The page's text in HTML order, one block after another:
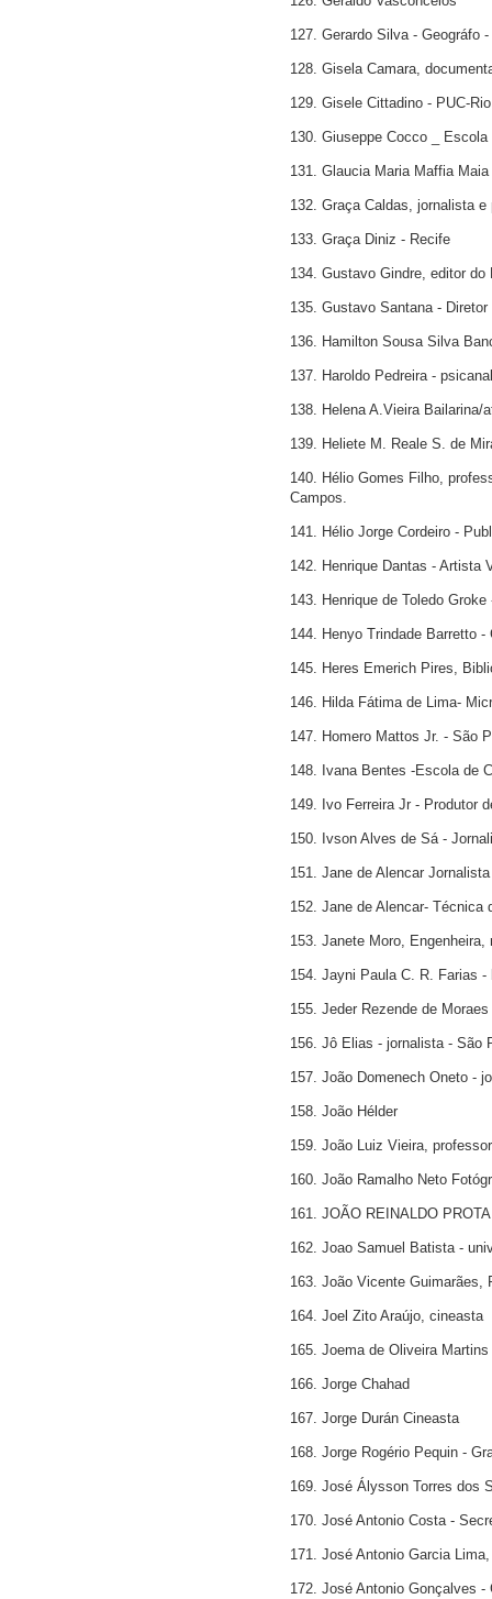
127. Gerardo Silva - Geográfo
128. Gisela Camara,
129. Gisele Cittadino - PUC-Rio
130. Giuseppe Cocco _
131. Glaucia Maria Maffia
132. Graça Caldas, jornalista
133. Graça Diniz - Recife
134. Gustavo Gindre, editor
135. Gustavo Santana -
136. Hamilton Sousa Silva
137. Haroldo Pedreira -
138. Helena A.Vieira Bailarina/
139. Heliete M. Reale S. de
140. Hélio Gomes Filho,
Campos.
141. Hélio Jorge Cordeiro -
142. Henrique Dantas - Artista
143. Henrique de Toledo
144. Henyo Trindade Barretto
145. Heres Emerich Pires,
146. Hilda Fátima de Lima-
147. Homero Mattos Jr. - São
148. Ivana Bentes -Escola de
149. Ivo Ferreira Jr - Produtor
150. Ivson Alves de Sá -
151. Jane de Alencar
152. Jane de Alencar- Técnica
153. Janete Moro, Engenheira,
154. Jayni Paula C. R. Farias
155. Jeder Rezende de
156. Jô Elias - jornalista - São
157. João Domenech Oneto -
158. João Hélder
159. João Luiz Vieira,
160. João Ramalho Neto
161. JOÃO REINALDO
162. Joao Samuel Batista -
163. João Vicente Guimarães,
164. Joel Zito Araújo, cineasta
165. Joema de Oliveira
166. Jorge Chahad
167. Jorge Durán Cineasta
168. Jorge Rogério Pequin -
169. José Álysson Torres dos
170. José Antonio Costa -
171. José Antonio Garcia
172. José Antonio Gonçalves